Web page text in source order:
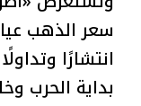
بداية الحرب